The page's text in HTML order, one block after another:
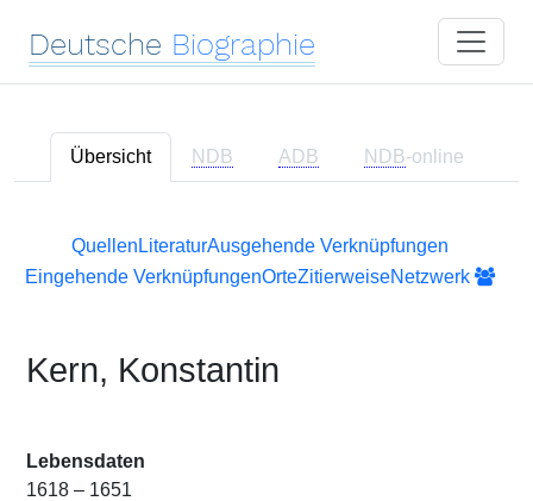
Deutsche Biographie
Übersicht NDB ADB NDB-online
Quellen LiteraturAusgehende Verknüpfungen
Eingehende VerknüpfungenOrteZitierweiseNetzwerk
Kern, Konstantin
Lebensdaten
1618 – 1651